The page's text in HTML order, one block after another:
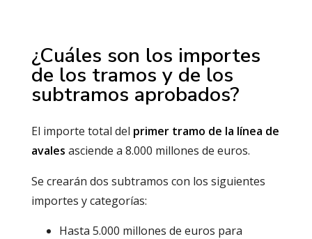
¿Cuáles son los importes
de los tramos y de los
subtramos aprobados?
El importe total del primer tramo de la línea de
avales asciende a 8.000 millones de euros.
Se crearán dos subtramos con los siguientes
importes y categorías:
Hasta 5.000 millones de euros para